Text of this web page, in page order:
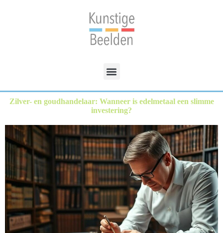
Zilver- en goudhandelaar: Wanneer is edelmetaal een slimme
investering?